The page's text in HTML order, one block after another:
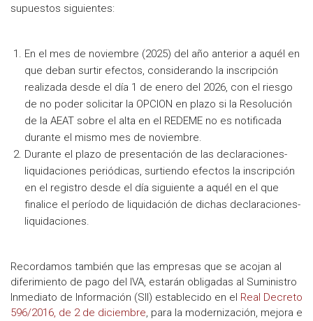
supuestos siguientes:
En el mes de noviembre (2025) del año anterior a aquél en
que deban surtir efectos, considerando la inscripción
realizada desde el día 1 de enero del 2026, con el riesgo
de no poder solicitar la OPCION en plazo si la Resolución
de la AEAT sobre el alta en el REDEME no es notificada
durante el mismo mes de noviembre.
Durante el plazo de presentación de las declaraciones-
liquidaciones periódicas, surtiendo efectos la inscripción
en el registro desde el día siguiente a aquél en el que
finalice el período de liquidación de dichas declaraciones-
liquidaciones.
Recordamos también que las empresas que se acojan al
diferimiento de pago del IVA, estarán obligadas al Suministro
Inmediato de Información (SII) establecido en el Real Decreto
596/2016, de 2 de diciembre, para la modernización, mejora e